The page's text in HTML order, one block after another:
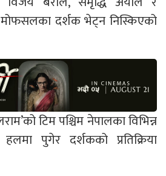
मोफसलका दर्शक भेट्न निस्किएको
टिम पश्चिम नेपालका विभिन्न
पुगेर दर्शकको प्रतिक्रिया